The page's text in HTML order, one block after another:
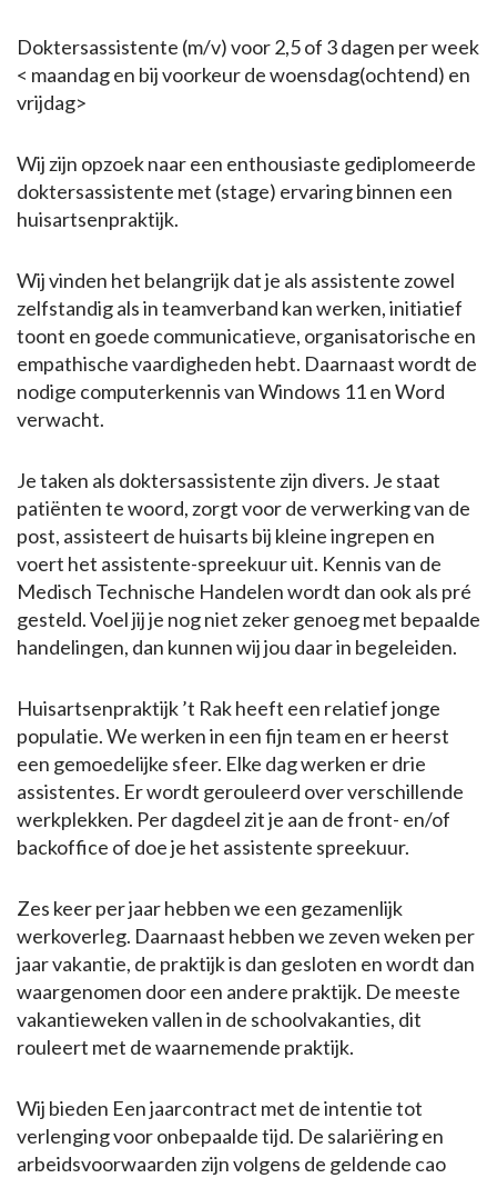
Doktersassistente (m/v) voor 2,5 of 3 dagen per week
< maandag en bij voorkeur de woensdag(ochtend) en
vrijdag>
Wij zijn opzoek naar een enthousiaste gediplomeerde
doktersassistente met (stage) ervaring binnen een
huisartsenpraktijk.
Wij vinden het belangrijk dat je als assistente zowel
zelfstandig als in teamverband kan werken, initiatief
toont en goede communicatieve, organisatorische en
empathische vaardigheden hebt. Daarnaast wordt de
nodige computerkennis van Windows 11 en Word
verwacht.
Je taken als doktersassistente zijn divers. Je staat
patiënten te woord, zorgt voor de verwerking van de
post, assisteert de huisarts bij kleine ingrepen en
voert het assistente-spreekuur uit. Kennis van de
Medisch Technische Handelen wordt dan ook als pré
gesteld. Voel jij je nog niet zeker genoeg met bepaalde
handelingen, dan kunnen wij jou daar in begeleiden.
Huisartsenpraktijk ’t Rak heeft een relatief jonge
populatie. We werken in een fijn team en er heerst
een gemoedelijke sfeer. Elke dag werken er drie
assistentes. Er wordt gerouleerd over verschillende
werkplekken. Per dagdeel zit je aan de front- en/of
backoffice of doe je het assistente spreekuur.
Zes keer per jaar hebben we een gezamenlijk
werkoverleg. Daarnaast hebben we zeven weken per
jaar vakantie, de praktijk is dan gesloten en wordt dan
waargenomen door een andere praktijk. De meeste
vakantieweken vallen in de schoolvakanties, dit
rouleert met de waarnemende praktijk.
Wij bieden Een jaarcontract met de intentie tot
verlenging voor onbepaalde tijd. De salariëring en
arbeidsvoorwaarden zijn volgens de geldende cao